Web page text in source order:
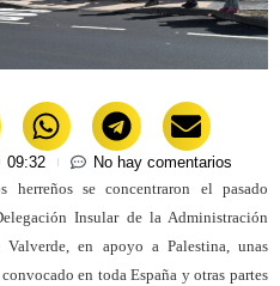
09:32
No hay comentarios
herreños se concentraron el pasado
Insular de la Administración
en apoyo a Palestina, unas
en toda España y otras partes